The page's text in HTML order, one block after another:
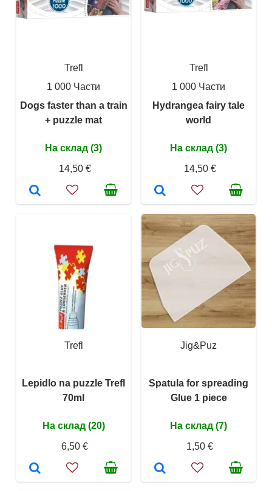
Trefl
1 000 Части
Dogs faster than a train
+ puzzle mat
На склад (3)
14,50 €
Trefl
1 000 Части
Hydrangea fairy tale
world
На склад (3)
14,50 €
Trefl
Lepidlo na puzzle Trefl
70ml
На склад (20)
6,50 €
Jig&Puz
Spatula for spreading
Glue 1 piece
На склад (7)
1,50 €